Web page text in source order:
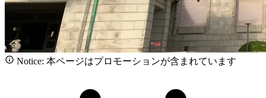
Notice: 本ページはプロモーションが含まれています